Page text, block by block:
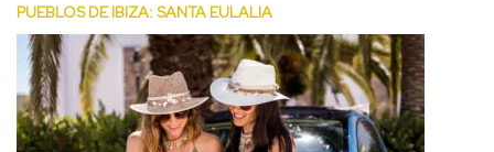
PUEBLOS DE IBIZA: SANTA EULALIA